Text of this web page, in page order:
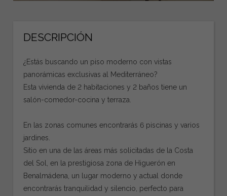
DESCRIPCIÓN
¿Estás buscando un piso moderno con vistas
panorámicas exclusivas al Mediterráneo?
Esta vivienda de 2 habitaciones y 2 baños tiene un
salón-comedor-cocina y terraza.
En las zonas comunes encontrarás 6 piscinas y varios
jardines.
Sitio en una de las áreas más solicitadas de la Costa
del Sol, en la prestigiosa zona de Higuerón en
Benalmádena, un lugar moderno y actual donde
encontrarás tranquilidad y silencio, perfecto para